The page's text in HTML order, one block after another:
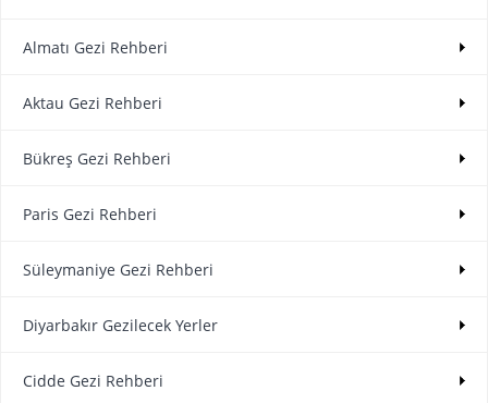
Almatı Gezi Rehberi
Aktau Gezi Rehberi
Bükreş Gezi Rehberi
Paris Gezi Rehberi
Süleymaniye Gezi Rehberi
Diyarbakır Gezilecek Yerler
Cidde Gezi Rehberi